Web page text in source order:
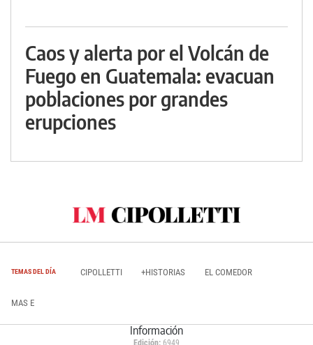
Caos y alerta por el Volcán de
Fuego en Guatemala: evacuan
poblaciones por grandes
erupciones
TEMAS DEL DÍA CIPOLLETTI +HISTORIAS EL COMEDOR
MAS E
Información
Edición: 6949